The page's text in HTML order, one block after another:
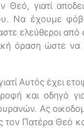
Θεό, γιατί
Να έχουμε
ελεύθεροι
όραση ώστε
Αυτός έχει
και οδηγό
Ας
Πατέρα Θεό